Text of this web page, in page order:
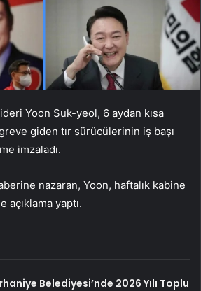
Yoon Suk-yeol, 6 aydan kısa
giden tır sürücülerinin iş başı
imzaladı.
nazaran, Yoon, haftalık kabine
açıklama yaptı.
Belediyesi’nde 2026 Yılı Toplu